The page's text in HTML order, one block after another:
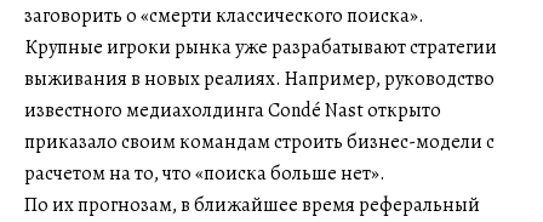
заговорить о «смерти классического поиска».
Крупные игроки рынка уже разрабатывают стратегии
выживания в новых реалиях. Например, руководство
известного медиахолдинга Condé Nast открыто
приказало своим командам строить бизнес-модели с
расчетом на то, что «поиска больше нет».
По их прогнозам, в ближайшее время реферальный